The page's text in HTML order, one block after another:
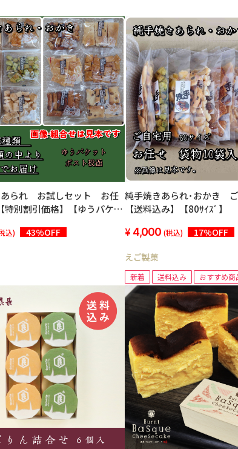
あられ お試しセット お任
特別割引価格】【ゆうパケッ
込) 43%OFF
純手焼きあられ･おかき
【送料込み】【80ｻｲｽﾞ】
4,000 (税込) 17%OFF
えご製菓
新着 送料込み おすすめ商